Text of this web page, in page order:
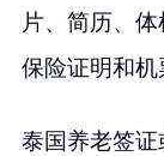
片、简历、体
保险证明和机
泰国养老签